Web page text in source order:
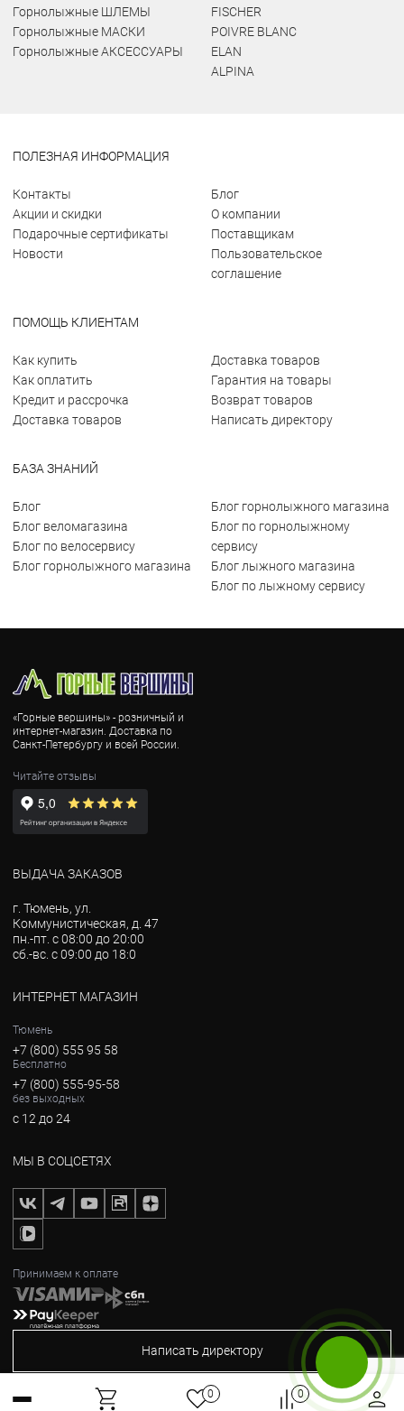
Горнолыжные ШЛЕМЫ
Горнолыжные МАСКИ
Горнолыжные АКСЕССУАРЫ
FISCHER
POIVRE BLANC
ELAN
ALPINA
ПОЛЕЗНАЯ ИНФОРМАЦИЯ
Контакты
Акции и скидки
Подарочные сертификаты
Новости
Блог
О компании
Поставщикам
Пользовательское
соглашение
ПОМОЩЬ КЛИЕНТАМ
Как купить
Как оплатить
Кредит и рассрочка
Доставка товаров
Доставка товаров
Гарантия на товары
Возврат товаров
Написать директору
БАЗА ЗНАНИЙ
Блог
Блог веломагазина
Блог по велосервису
Блог горнолыжного магазина
Блог горнолыжного магазина
Блог по горнолыжному
сервису
Блог лыжного магазина
Блог по лыжному сервису
«Горные вершины» - розничный и
интернет-магазин. Доставка по
Санкт-Петербургу и всей России.
Читайте отзывы
ВЫДАЧА ЗАКАЗОВ
г. Тюмень, ул.
Коммунистическая, д. 47
пн.-пт. с 08:00 до 20:00
сб.-вс. с 09:00 до 18:0
ИНТЕРНЕТ МАГАЗИН
Тюмень
+7 (800) 555 95 58
Бесплатно
+7 (800) 555-95-58
без выходных
с 12 до 24
МЫ В СОЦСЕТЯХ
Принимаем к оплате
Написать директору
0 0
Бесплатный звонок